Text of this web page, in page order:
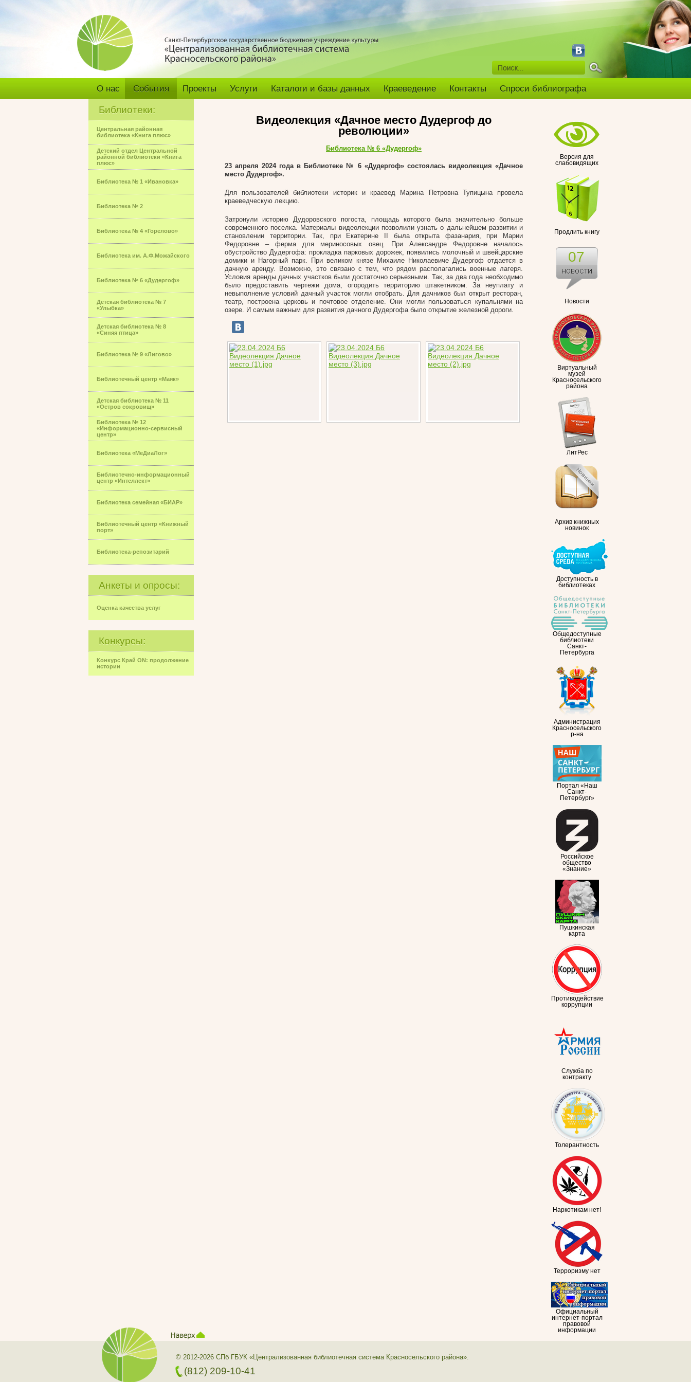
О нас События Проекты Услуги Каталоги и базы данных Краеведение Контакты Спроси библиографа
Библиотеки:
Центральная районная
библиотека «Книга плюс»
Детский отдел Центральной
районной библиотеки «Книга
плюс»
Библиотека № 1 «Ивановка»
Библиотека № 2
Библиотека № 4 «Горелово»
Библиотека им. А.Ф.Можайского
Библиотека № 6 «Дудергоф»
Детская библиотека № 7
«Улыбка»
Детская библиотека № 8
«Синяя птица»
Библиотека № 9 «Лигово»
Библиотечный центр «Маяк»
Детская библиотека № 11
«Остров сокровищ»
Библиотека № 12
«Информационно-сервисный
центр»
Библиотека «МеДиаЛог»
Библиотечно-информационный
центр «Интеллект»
Библиотека семейная «БИАР»
Библиотечный центр «Книжный
порт»
Библиотека-репозитарий
Анкеты и опросы:
Оценка качества услуг
Конкурсы:
Конкурс Край ON: продолжение
истории
Версия для
слабовидящих
Продлить книгу
Новости
07
Виртуальный
музей
Красносельского
района
ЛитРес
Архив книжных
новинок
Доступность в
библиотеках
Общедоступные
библиотеки
Санкт-
Петербурга
Администрация
Красносельского
р-на
Портал «Наш
Санкт-
Петербург»
Российское
общество
«Знание»
Пушкинская
карта
Противодействие
коррупции
Служба по
контракту
Толерантность
Наркотикам нет!
Терроризму нет
Официальный
интернет-портал
правовой
информации
Видеолекция «Дачное место Дудергоф до
революции»
Библиотека № 6 «Дудергоф»
23 апреля 2024 года в Библиотеке № 6 «Дудергоф» состоялась видеолекция «Дачное
место Дудергоф».
Для пользователей библиотеки историк и краевед Марина Петровна Тупицына провела
краеведческую лекцию.
Затронули историю Дудоровского погоста, площадь которого была значительно больше
современного поселка. Материалы видеолекции позволили узнать о дальнейшем развитии и
становлении территории. Так, при Екатерине II была открыта фазанария, при Марии
Федоровне – ферма для мериносовых овец. При Александре Федоровне началось
обустройство Дудергофа: прокладка парковых дорожек, появились молочный и швейцарские
домики и Нагорный парк. При великом князе Михаиле Николаевиче Дудергоф отдается в
дачную аренду. Возможно, это связано с тем, что рядом располагались военные лагеря.
Условия аренды дачных участков были достаточно серьезными. Так, за два года необходимо
было предоставить чертежи дома, огородить территорию штакетником. За неуплату и
невыполнение условий дачный участок могли отобрать. Для дачников был открыт ресторан,
театр, построена церковь и почтовое отделение. Они могли пользоваться купальнями на
озере. И самым важным для развития дачного Дудергофа было открытие железной дороги.
© 2012-2026 СПб ГБУК «Централизованная библиотечная система Красносельского района».
(812) 209-10-41